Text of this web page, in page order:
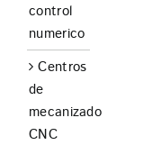
control
numerico
Centros
de
mecanizado
CNC